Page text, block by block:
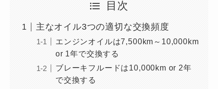
目次
主なオイル3つの適切な交換頻度
エンジンオイルは7,500km～10,000km
or 1年で交換する
ブレーキフルードは10,000km or 2年
で交換する